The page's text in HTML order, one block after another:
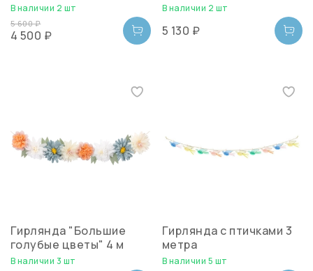
В наличии 2 шт
5 600 ₽
4 500 ₽
В наличии 2 шт
5 130 ₽
Гирлянда "Большие
голубые цветы" 4 м
В наличии 3 шт
Гирлянда с птичками 3
метра
В наличии 5 шт